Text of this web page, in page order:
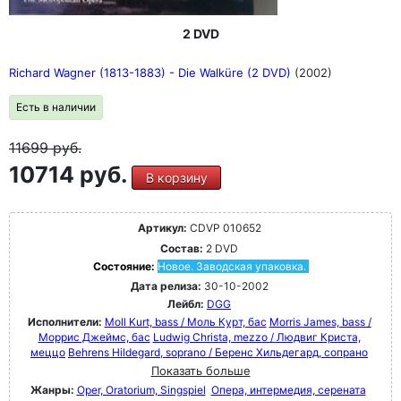
2 DVD
Richard Wagner (1813-1883) - Die Walküre (2 DVD) (2002)
Есть в наличии
11699руб.
10714 руб. В корзину
Артикул: CDVP 010652
Состав: 2 DVD
Состояние: Новое. Заводская упаковка.
Дата релиза: 30-10-2002
Лейбл: DGG
Исполнители: Moll Kurt, bass / Моль Курт, бас Morris James, bass /
Моррис Джеймс, бас Ludwig Christa, mezzo / Людвиг Криста,
меццо Behrens Hildegard, soprano / Беренс Хильдегард, сопрано
Показать больше
Жанры: Oper, Oratorium, Singspiel Опера, интермедия, серената